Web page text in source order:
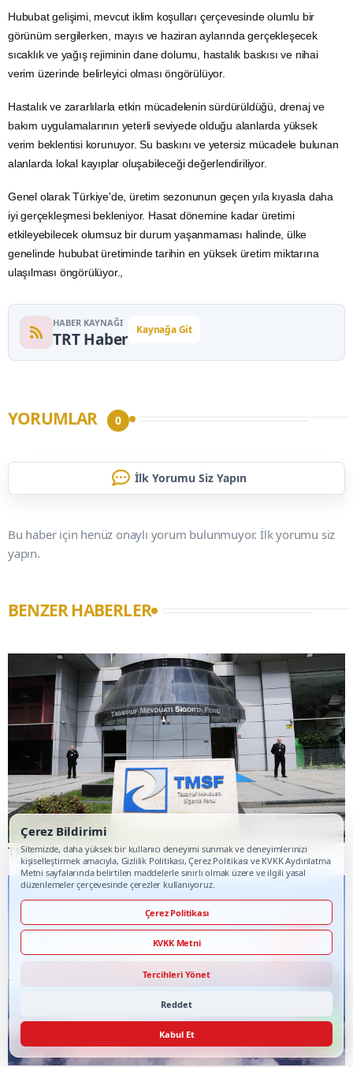
Hububat gelişimi, mevcut iklim koşulları çerçevesinde olumlu bir
görünüm sergilerken, mayıs ve haziran aylarında gerçekleşecek
sıcaklık ve yağış rejiminin dane dolumu, hastalık baskısı ve nihai
verim üzerinde belirleyici olması öngörülüyor.
Hastalık ve zararlılarla etkin mücadelenin sürdürüldüğü, drenaj ve
bakım uygulamalarının yeterli seviyede olduğu alanlarda yüksek
verim beklentisi korunuyor. Su baskını ve yetersiz mücadele bulunan
alanlarda lokal kayıplar oluşabileceği değerlendiriliyor.
Genel olarak Türkiye'de, üretim sezonunun geçen yıla kıyasla daha
iyi gerçekleşmesi bekleniyor. Hasat dönemine kadar üretimi
etkileyebilecek olumsuz bir durum yaşanmaması halinde, ülke
genelinde hububat üretiminde tarihin en yüksek üretim miktarına
ulaşılması öngörülüyor.,
HABER KAYNAĞI
TRT Haber Kaynağa Git
YORUMLAR 0
İlk Yorumu Siz Yapın
Bu haber için henüz onaylı yorum bulunmuyor. İlk yorumu siz
yapın.
BENZER HABERLER
TMSF, 106 aracı ihaleyle satışa sunacak
Çerez Bildirimi
Sitemizde, daha yüksek bir kullanıcı deneyimi sunmak ve deneyimlerinizi
kişiselleştirmek amacıyla, Gizlilik Politikası, Çerez Politikası ve KVKK Aydınlatma
Metni sayfalarında belirtilen maddelerle sınırlı olmak üzere ve ilgili yasal
düzenlemeler çerçevesinde çerezler kullanıyoruz.
Çerez Politikası
KVKK Metni
Tercihleri Yönet
Reddet
Kabul Et